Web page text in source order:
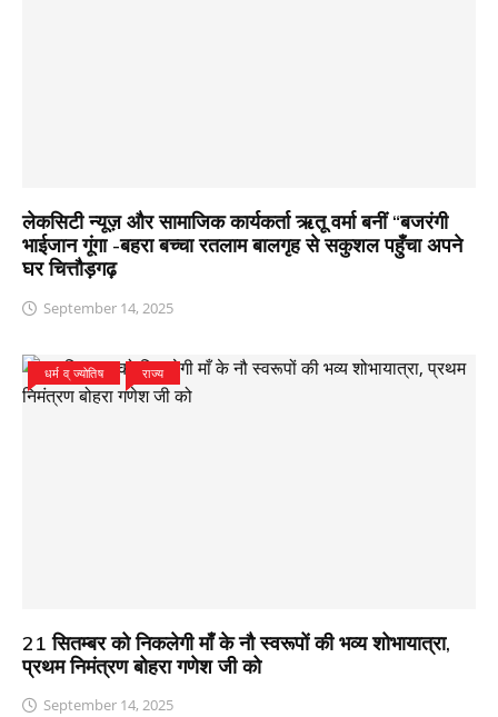
लेकसिटी न्यूज़ और सामाजिक कार्यकर्ता ऋतू वर्मा बनीं “बजरंगी
भाईजान गूंगा -बहरा बच्चा रतलाम बालगृह से सकुशल पहुँचा अपने
घर चित्तौड़गढ़
September 14, 2025
धर्म व् ज्योतिष राज्य
21 सितम्बर को निकलेगी माँ के नौ स्वरूपों की भव्य शोभायात्रा,
प्रथम निमंत्रण बोहरा गणेश जी को
September 14, 2025